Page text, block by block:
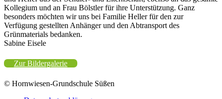
Kollegium und an Frau Bölstler für ihre Unterstützung. Ganz
besonders möchten wir uns bei Familie Heller für den zur
Verfügung gestellten Anhänger und den Abtransport des
Grünmaterials bedanken.
Sabine Eisele
Zur Bildergalerie
© Hornwiesen-Grundschule Süßen